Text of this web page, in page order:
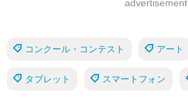
advertisement
コンクール・コンテスト アート
タブレット スマートフォン